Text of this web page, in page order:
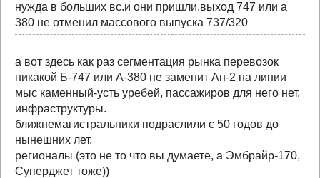
нужда в больших вс.и они пришли.выход 747 или а
380 не отменил массового выпуска 737/320
а вот здесь как раз сегментация рынка перевозок
никакой Б-747 или А-380 не заменит Ан-2 на линии
мыс каменный-усть уребей, пассажиров для него нет,
инфраструктуры.
ближнемагистральники подраслили с 50 годов до
нынешних лет.
регионалы (это не то что вы думаете, а Эмбрайр-170,
Суперджет тоже))